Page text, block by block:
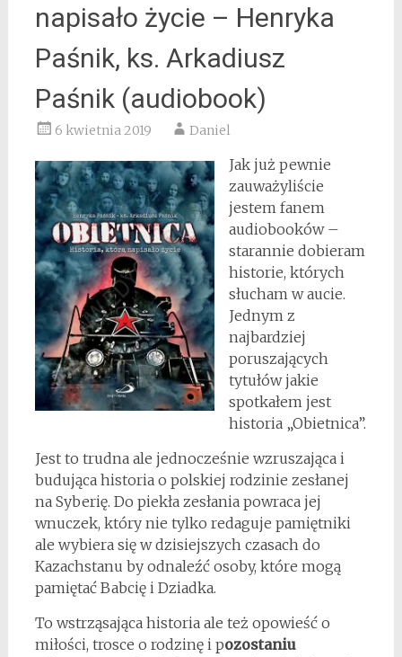
napisało życie – Henryka
Paśnik, ks. Arkadiusz
Paśnik (audiobook)
6 kwietnia 2019 Daniel
Jak już pewnie
zauważyliście
jestem fanem
audiobooków –
starannie dobieram
historie, których
słucham w aucie.
Jednym z
najbardziej
poruszających
tytułów jakie
spotkałem jest
historia „Obietnica”.
Jest to trudna ale jednocześnie wzruszająca i
budująca historia o polskiej rodzinie zesłanej
na Syberię. Do piekła zesłania powraca jej
wnuczek, który nie tylko redaguje pamiętniki
ale wybiera się w dzisiejszych czasach do
Kazachstanu by odnaleźć osoby, które mogą
pamiętać Babcię i Dziadka.
To wstrząsająca historia ale też opowieść o
miłości, trosce o rodzinę i pozostaniu